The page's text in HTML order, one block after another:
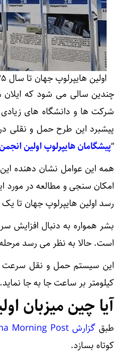
اولین هایپرلوپ جهان تا سال ۲۰۳۵ در چین ساخته خواهد شد
چندین سالی می شود که ایلان
شرکت ها و دانشگاه های
پیشبرد این طرح حمل و نقلی
“پیشگامان هایپرلوپ اولین
همه این عوامل نشان دهنده
امکان سنجی و مطالعه در
رسد اولین هایپرلوپ جهان تا
بشر همواره به دنبال افزایش
است. حالا به نظر می رسد
کیلومتر بر ساعت جا به جا نماید.
آیا چین میزبان
طبق گزارش South China Morning Post
کوتاه بسازد.